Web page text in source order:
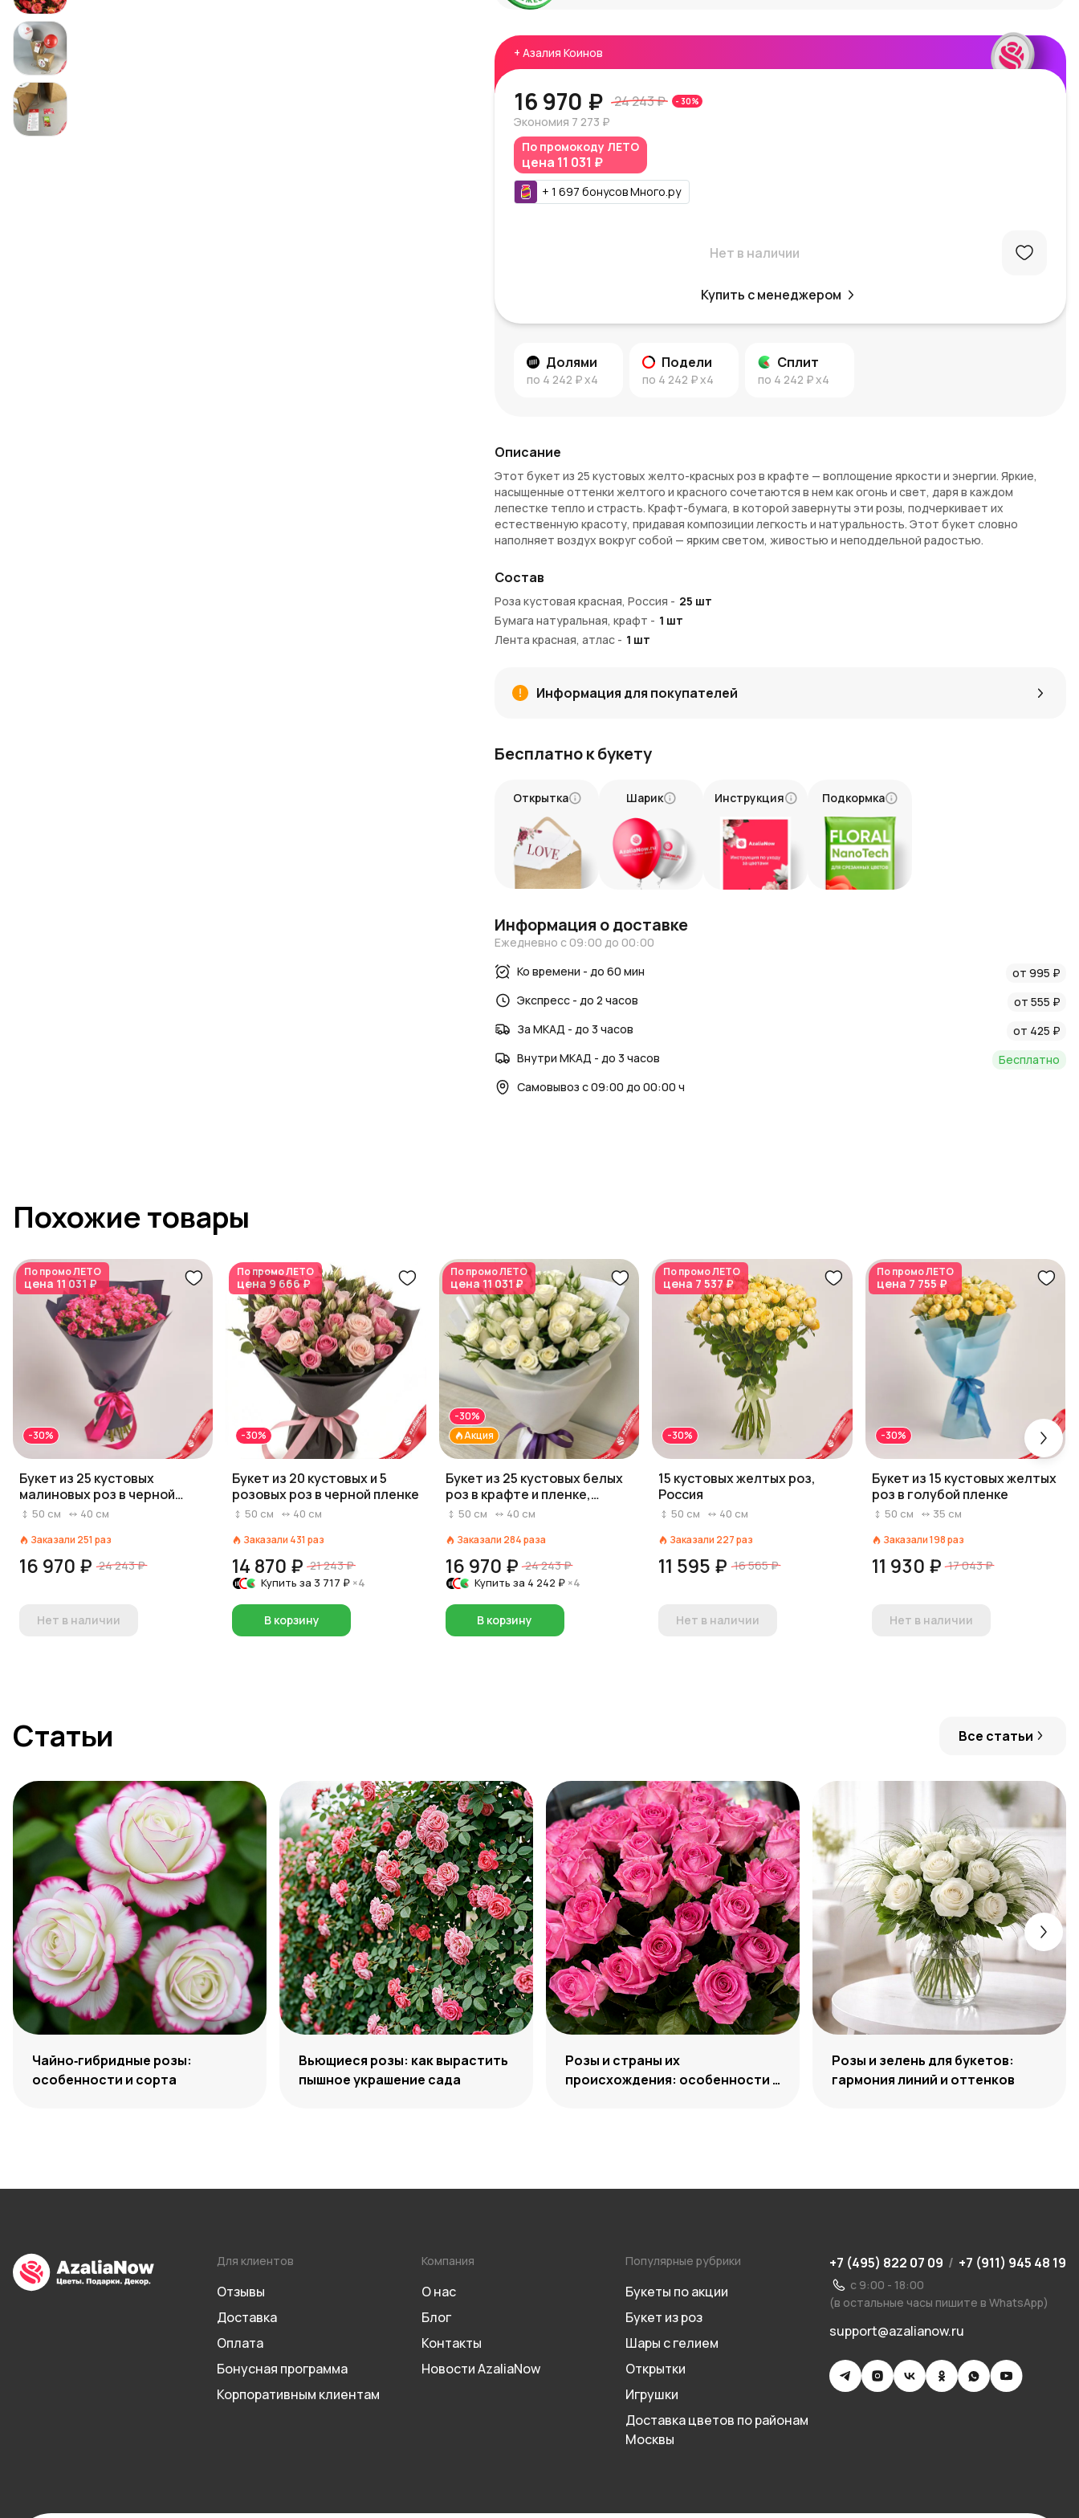
+ Азалия Коинов
16 970 ₽ 24 243 ₽ - 30%
Экономия 7 273 ₽
По промокоду ЛЕТО
цена 11 031 ₽
+ 1 697 бонусовМного.ру
Нет в наличии
Купить с менеджером
Долями
по 4 242 ₽x4
Подели
по 4 242 ₽x4
Сплит
по 4 242 ₽x4
Описание
Этот букет из 25 кустовых желто-красных роз в крафте — воплощение яркости и энергии. Яркие,
насыщенные оттенки желтого и красного сочетаются в нем как огонь и свет, даря в каждом
лепестке тепло и страсть. Крафт-бумага, в которой завернуты эти розы, подчеркивает их
естественную красоту, придавая композиции легкость и натуральность. Этот букет словно
наполняет воздух вокруг собой — ярким светом, живостью и неподдельной радостью.
Яркое сочетание цветов
– желто-красные розы создают сильное и привлекательное
впечатление, символизируя радость, страсть и вдохновение.
Натуральность и элегантность
делает его одновременно стильным и естественным.
Онлайн-заказ и доставка в AzaliaNow
Мы гарантируем быструю доставку по Московской области, чтобы ваши цветы прибыли вовремя и в
отличном состоянии.
Подарите яркость и тепло!
Не упустите шанс подарить незабываемые эмоции и подарки близким. Закажите букет из 25
кустовых желто-красных роз в крафте в AzaliaNow и дарите радость и яркие моменты!
Состав
Роза кустовая красная, Россия - 25 шт
Бумага натуральная, крафт - 1 шт
Лента красная, атлас - 1 шт
Информация для покупателей
Бесплатно к букету
Открытка Шарик Инструкция Подкормка
Информация о доставке
Ежедневно с 09:00 до 00:00
Ко времени - до 60 мин
от 995 ₽
Экспресс - до 2 часов
от 555 ₽
За МКАД - до 3 часов
от 425 ₽
Внутри МКАД - до 3 часов
Бесплатно
Самовывоз с 09:00 до 00:00 ч
Похожие товары
По промоЛЕТО
цена 11 031 ₽
-30%
Букет из 25 кустовых
малиновых роз в черной
бумаге
50 см 40 см
Заказали 251 раз
16 970 ₽ 24 243 ₽
Нет в наличии
По промоЛЕТО
цена 9 666 ₽
-30%
Букет из 20 кустовых и 5
розовых роз в черной пленке
50 см 40 см
Заказали 431 раз
14 870 ₽ 21 243 ₽
Купить за3 717 ₽ ×4
В корзину
По промоЛЕТО
цена 11 031 ₽
Акция
-30%
Букет из 25 кустовых белых
роз в крафте и пленке,
Россия
50 см 40 см
Заказали 284раза
16 970 ₽ 24 243 ₽
Купить за 4 242 ₽ ×4
В корзину
По промоЛЕТО
цена 7 537 ₽
-30%
15 кустовых желтых роз,
Россия
50 см 40 см
Заказали 227раз
11 595 ₽ 16 565 ₽
Нет в наличии
По промоЛЕТО
цена 7 755 ₽
-30%
Букет из 15 кустовых желтых
роз в голубой пленке
50 см 35 см
Заказали198раз
11 930 ₽ 17 043 ₽
Нет в наличии
Статьи Все статьи
Чайно‑гибридные розы:
особенности и сорта
Вьющиеся розы: как вырастить
пышное украшение сада
Розы и страны их
происхождения: особенности и
Розы и зелень для букетов:
гармония линий и оттенков
Для клиентов
Отзывы
Доставка
Оплата
Бонусная программа
Корпоративным клиентам
Компания
О нас
Блог
Контакты
Новости AzaliaNow
Популярные рубрики
Букеты по акции
Букет из роз
Шары с гелием
Открытки
Игрушки
Доставка цветов по районам
Москвы
+7 (495) 822 07 09 / +7 (911) 945 48 19
с 9:00 - 18:00
(в остальные часы пишите в WhatsApp)
support@azalianow.ru